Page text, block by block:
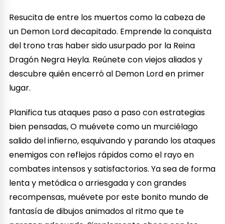
Resucita de entre los muertos como la cabeza de
un Demon Lord decapitado. Emprende la conquista
del trono tras haber sido usurpado por la Reina
Dragón Negra Heyla. Reúnete con viejos aliados y
descubre quién encerró al Demon Lord en primer
lugar.
Planifica tus ataques paso a paso con estrategias
bien pensadas, O muévete como un murciélago
salido del infierno, esquivando y parando los ataques
enemigos con reflejos rápidos como el rayo en
combates intensos y satisfactorios. Ya sea de forma
lenta y metódica o arriesgada y con grandes
recompensas, muévete por este bonito mundo de
fantasía de dibujos animados al ritmo que te